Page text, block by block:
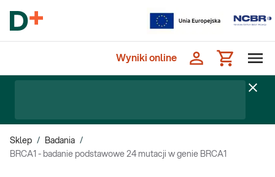
Wyniki online
Sklep / Badania /
BRCA1 - badanie podstawowe 24 mutacji w genie BRCA1